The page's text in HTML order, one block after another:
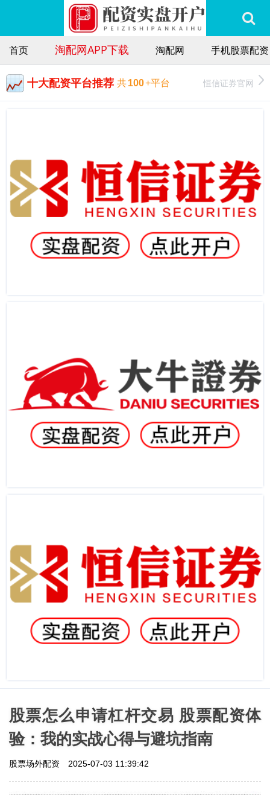
首页 淘配网APP下载 淘配网 手机股票配资
十大配资平台推荐 共100+平台 恒信证券官网
股票怎么申请杠杆交易 股票配资体
验：我的实战心得与避坑指南
股票场外配资 2025-07-03 11:39:42